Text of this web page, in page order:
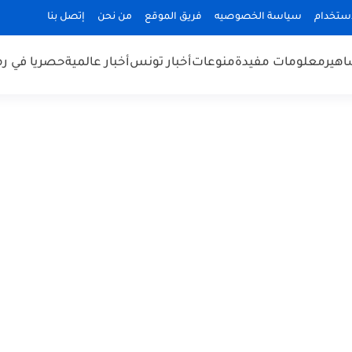
سياسة الخصوصيه فريق الموقع من نحن إتصل بنا
معلومات مفيدةمنوعاتأخبار تونسأخبار عالميةحصريا في